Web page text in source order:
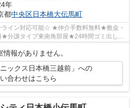
年
都中央区日本橋大伝馬町
イン対応可能☆ ★仲介手数料無料★敷金・
分譲タイプ東南角部屋★24時間ゴミ出し可
情報がありません。
ニックス日本橋三越前」への
合わせはこちら